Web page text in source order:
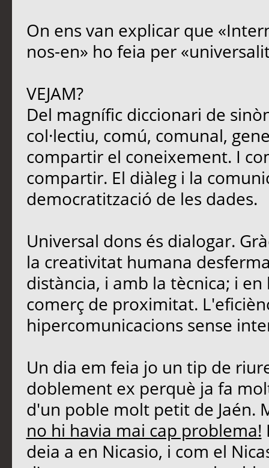
On ens van explicar que
nos-en» ho feia per
VEJAM?
Del magnífic diccionari de
col·lectiu, comú, comunal,
compartir el coneixement. I
compartir. El diàleg i la
democratització de les dades.
Universal dons és dialogar.
la creativitat humana
distància, i amb la tècnica; i
comerç de proximitat.
hipercomunicacions sense
Un dia em feia jo un tip de
doblement ex perquè ja fa
d'un poble molt petit de Jaén.
no hi havia mai cap problema!
deia a en Nicasio, i com el